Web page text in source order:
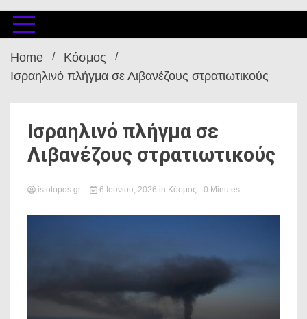
Home
Κόσμος
Ισραηλινό πλήγμα σε Λιβανέζους στρατιωτικούς
Ισραηλινό πλήγμα σε
Λιβανέζους στρατιωτικούς
istotopos.gr 6 Ιουνίου, 2026 in Κόσμος - 0 Minutes